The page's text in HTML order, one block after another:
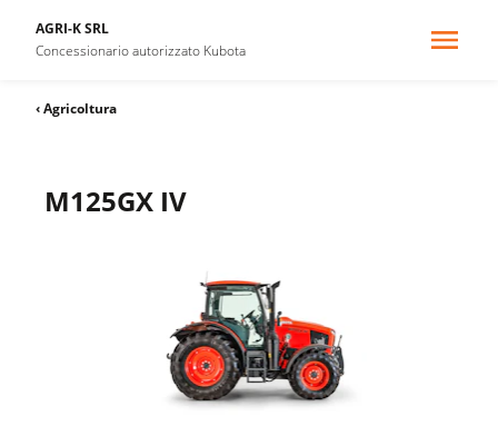
AGRI-K SRL
Concessionario autorizzato Kubota
‹ Agricoltura
M125GX IV